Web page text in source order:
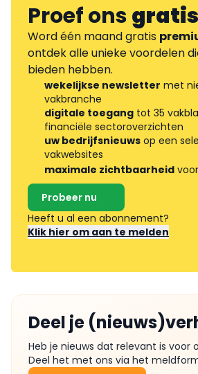
Proef onsgratis
Word één maand gratis
ontdek alle unieke voordelen
bieden hebben.
wekelijkse newsletter met
vakbranche
digitale toegang tot 35
financiële sectoroverzichten
uw bedrijfsnieuws op een
vakwebsites
maximale zichtbaarheid
Probeer nu
Heeft u al een abonnement?
Klik hier om aan te melden
Deel je
Heb je nieuws dat relevant is voor
Deel het met ons via het